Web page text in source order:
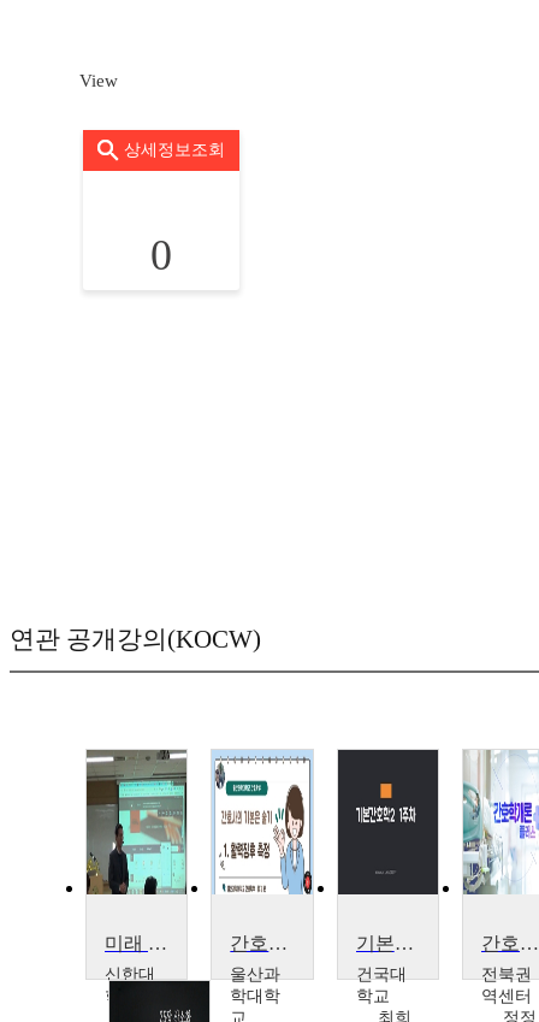
View
상세정보조회
0
연관 공개강의(KOCW)
미래 간호사의 핵심역량을 위한 콘텐츠(한국보건간호연구회)
신한대
학교
간호사의 기본은 술기
울산과
학대학
교
기본간호학2
건국대
학교
최희
간호학개론 플러스
전북권
역센터
정정